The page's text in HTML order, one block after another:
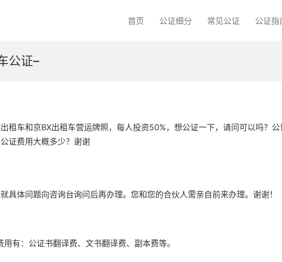
首页 公证细分 常见公证 公证指
公证–
租车和京BX出租车营运牌照，每人投资50%，想公证一下，请问可以吗？公
证费用大概多少？谢谢
具体问题向咨询台询问后再办理。您和您的合伙人需亲自前来办理。谢谢！
有：公证书翻译费、文书翻译费、副本费等。